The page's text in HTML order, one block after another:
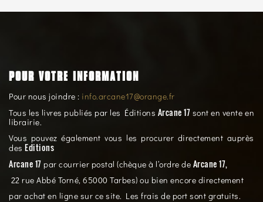
POUR VOTRE INFORMATION
Pour nous joindre : info.arcane17@orange.fr
Tous les livres publiés par les Éditions Arcane 17 sont en vente en
librairie.
Vous pouvez également vous les procurer directement auprès
des Editions
Arcane 17 par courrier postal (chèque à l’ordre de Arcane 17,
22 rue Abbé Torné, 65000 Tarbes) ou bien encore directement
par achat en ligne sur ce site. Les frais de port sont gratuits.